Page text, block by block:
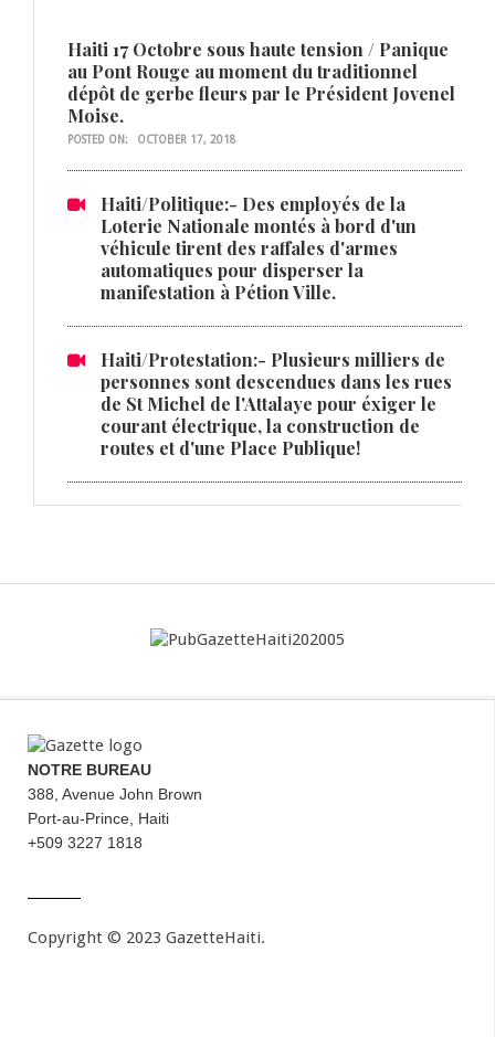
Haiti 17 Octobre sous haute tension / Panique
au Pont Rouge au moment du traditionnel
dépôt de gerbe fleurs par le Président Jovenel
Moise.
POSTED ON: OCTOBER 17, 2018
Haiti/Politique:- Des employés de la
Loterie Nationale montés à bord d'un
véhicule tirent des raffales d'armes
automatiques pour disperser la
manifestation à Pétion Ville.
Haiti/Protestation:- Plusieurs milliers de
personnes sont descendues dans les rues
de St Michel de l'Attalaye pour éxiger le
courant électrique, la construction de
routes et d'une Place Publique!
NOTRE BUREAU
388, Avenue John Brown
Port-au-Prince, Haiti
+509 3227 1818
Copyright © 2023 GazetteHaiti.